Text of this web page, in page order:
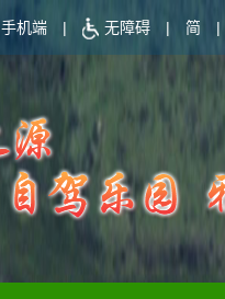
手机端 | 无障碍 | 简 |